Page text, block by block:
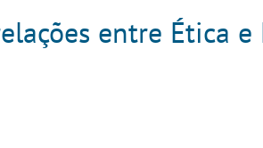
entre Ética e